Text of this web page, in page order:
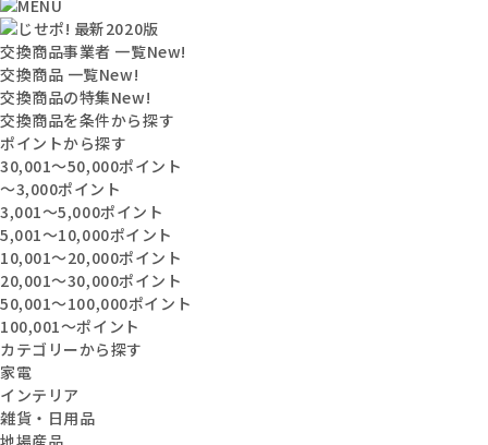
交換商品事業者 一覧New!
交換商品 一覧New!
交換商品の特集New!
交換商品を条件から探す
ポイントから探す
30,001〜50,000ポイント
〜3,000ポイント
3,001〜5,000ポイント
5,001〜10,000ポイント
10,001〜20,000ポイント
20,001〜30,000ポイント
50,001〜100,000ポイント
100,001〜ポイント
カテゴリーから探す
家電
インテリア
雑貨・日用品
地場産品